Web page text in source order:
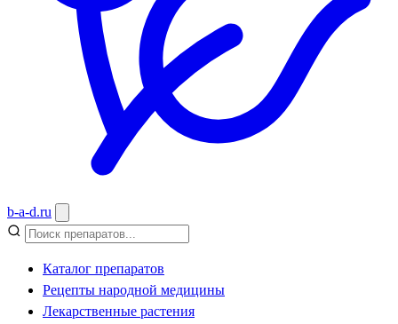
b-a-d.ru
Каталог препаратов
Рецепты народной медицины
Лекарственные растения